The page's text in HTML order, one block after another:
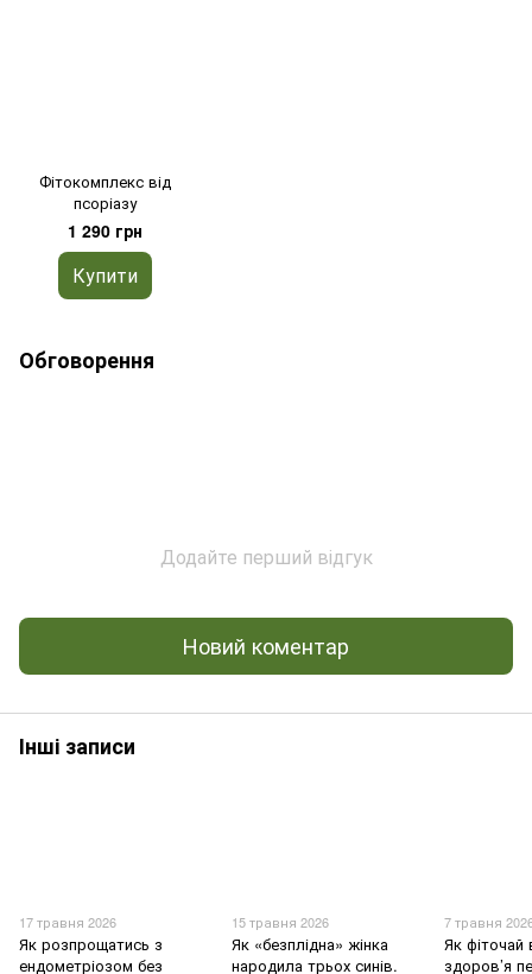
Фітокомплекс від
псоріазу
1 290 грн
Купити
Обговорення
Додайте перший відгук
Новий коментар
Інші записи
17 травня 2026
Як розпрощатись з
ендометріозом без
15 травня 2026
Як «безплідна» жінка
народила трьох синів.
7 травня
Як
здоров’я